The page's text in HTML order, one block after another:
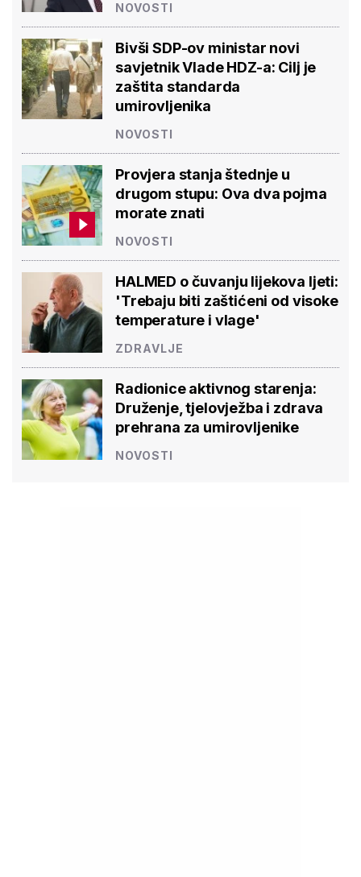
NOVOSTI
Bivši SDP-ov ministar novi
savjetnik Vlade HDZ-a: Cilj je
zaštita standarda
umirovljenika
NOVOSTI
Provjera stanja štednje u
drugom stupu: Ova dva pojma
morate znati
NOVOSTI
HALMED o čuvanju lijekova ljeti:
'Trebaju biti zaštićeni od visoke
temperature i vlage'
ZDRAVLJE
Radionice aktivnog starenja:
Druženje, tjelovježba i zdrava
prehrana za umirovljenike
NOVOSTI